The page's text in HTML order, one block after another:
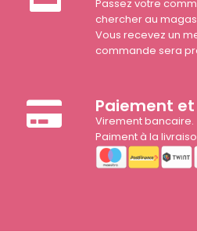
Passez votre
chercher au
Vous recevez un
commande sera
Paiement
Virement bancaire.
Paiment à la